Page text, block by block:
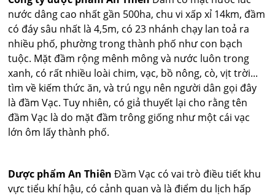
nước dâng cao nhất gần 500ha, chu vi xấp xỉ 14km, đầm
có đáy sâu nhất là 4,5m, có 23 nhánh chạy lan toả ra
nhiều phố, phường trong thành phố như con bạch
tuộc. Mặt đầm rộng mênh mông và nước luôn trong
xanh, có rất nhiều loài chim, vạc, bồ nông, cò, vịt trời...
tìm về kiếm thức ăn, và trú ngụ nên người dân gọi đây
là đầm Vạc. Tuy nhiên, có giả thuyết lại cho rằng tên
đầm Vạc là do mặt đầm trông giống như một cái vạc
lớn ôm lấy thành phố.
Dược phẩm An ThiênĐầm Vạc có vai trò điều tiết khu
vực tiểu khí hậu, có cảnh quan và là điểm du lịch hấp